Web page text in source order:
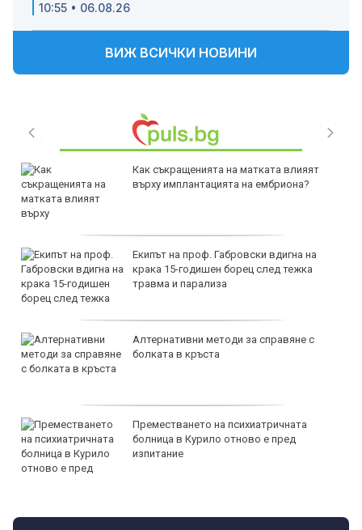
10:55 • 06.08.26
ВИЖ ВСИЧКИ НОВИНИ
Как съкращенията на матката влияят
върху имплантацията на ембриона?
Екипът на проф. Габровски вдигна на
крака 15-годишен борец след тежка
травма и парализа
Алтернативни методи за справяне с
болката в кръста
Преместването на психиатричната
болница в Курило отново е пред
изпитание